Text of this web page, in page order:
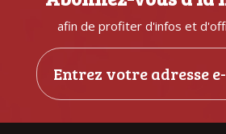
afin de profiter d'infos et